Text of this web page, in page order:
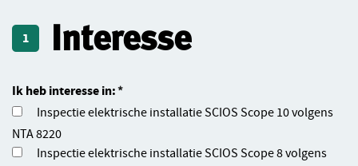
1 Interesse
Ik heb interesse in:
Inspectie elektrische installatie SCIOS Scope 10 volgens
NTA 8220
Inspectie elektrische installatie SCIOS Scope 8 volgens